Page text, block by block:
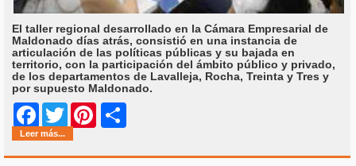
El taller regional desarrollado en la Cámara Empresarial de
Maldonado días atrás, consistió en una instancia de
articulación de las políticas públicas y su bajada en
territorio, con la participación del ámbito público y privado,
de los departamentos de Lavalleja, Rocha, Treinta y Tres y
por supuesto Maldonado.
Facebook
Twitter Pinterest
Leer más...